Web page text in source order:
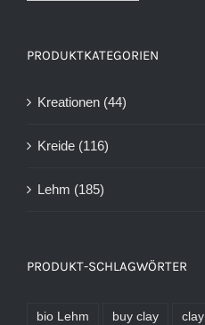
PRODUKTKATEGORIEN
Kreationen (44)
Kreide (116)
Lehm (185)
PRODUKT-SCHLAGWÖRTER
bio Lehm buy clay clay